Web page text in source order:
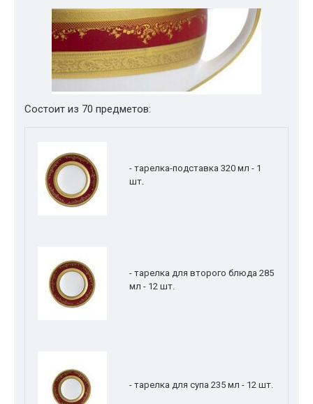
Состоит из 70 предметов:
- тарелка-подставка 320 мл - 1
шт.
- тарелка для второго блюда 285
мл - 12 шт.
- тарелка для супа 235 мл - 12 шт.